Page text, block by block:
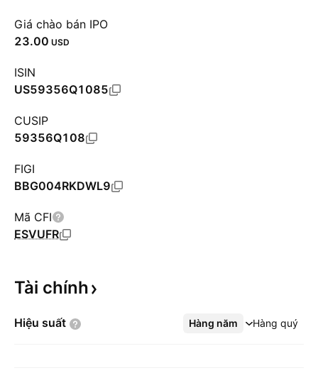
Giá chào bán IPO
23.00 USD
ISIN
US59356Q1085
CUSIP
59356Q108
FIGI
BBG004RKDWL9
Mã CFI
ESVUFR
Tài chính
Hiệu suất Hàng năm Hàng quý
Xem thêm